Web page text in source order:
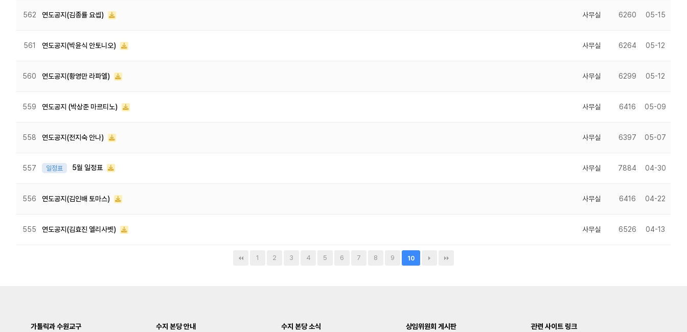
562 연도공지(김종률 요셉) 사무실 6260 05-15
561 연도공지(박윤식 안토니오) 사무실 6264 05-12
560 연도공지(황영만 라파엘) 사무실 6299 05-12
559 연도공지 (박상준 마르티노) 사무실 6416 05-09
558 연도공지(전지숙 안나) 사무실 6397 05-07
557 일정표 5월 일정표 사무실 7884 04-30
556 연도공지(김인배 토마스) 사무실 6416 04-22
555 연도공지(김효진 엘리사벳) 사무실 6526 04-13
1 2 3 4 5 6 7 8 9 10
가톨릭과 수원교구 수지 본당 안내 수지 본당 소식 상임위원회 게시판 관련 사이트 링크